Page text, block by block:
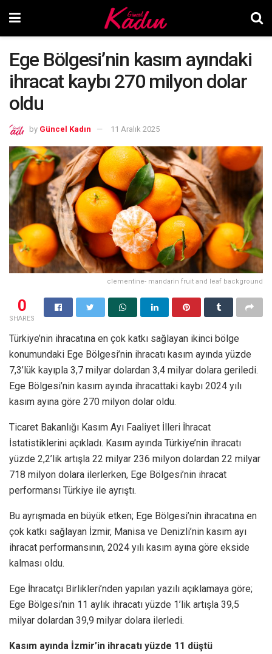
Ege Bölgesi’nin kasım ayındaki
ihracat kaybı 270 milyon dolar
oldu
by Güncel Kadın 11 Aralık 2025
clementine- mandarin fruit and leaf background
0
SHARES
Türkiye’nin ihracatına en çok katkı sağlayan ikinci bölge
konumundaki Ege Bölgesi’nin ihracatı kasım ayında yüzde
7,3’lük kayıpla 3,7 milyar dolardan 3,4 milyar dolara geriledi.
Ege Bölgesi’nin kasım ayında ihracattaki kaybı 2024 yılı
kasım ayına göre 270 milyon dolar oldu.
Ticaret Bakanlığı Kasım Ayı Faaliyet İlleri İhracat
İstatistiklerini açıkladı. Kasım ayında Türkiye’nin ihracatı
yüzde 2,2’lik artışla 22 milyar 236 milyon dolardan 22 milyar
718 milyon dolara ilerlerken, Ege Bölgesi’nin ihracat
performansı Türkiye ile ayrıştı.
Bu ayrışmada en büyük etken; Ege Bölgesi’nin ihracatına en
çok katkı sağlayan İzmir, Manisa ve Denizli’nin kasım ayı
ihracat performansının, 2024 yılı kasım ayına göre ekside
kalması oldu.
Ege İhracatçı Birlikleri’nden yapılan yazılı açıklamaya göre;
Ege Bölgesi’nin 11 aylık ihracatı yüzde 1’lik artışla 39,5
milyar dolardan 39,9 milyar dolara ilerledi.
Kasım ayında İzmir’in ihracatı yüzde 11 düştü